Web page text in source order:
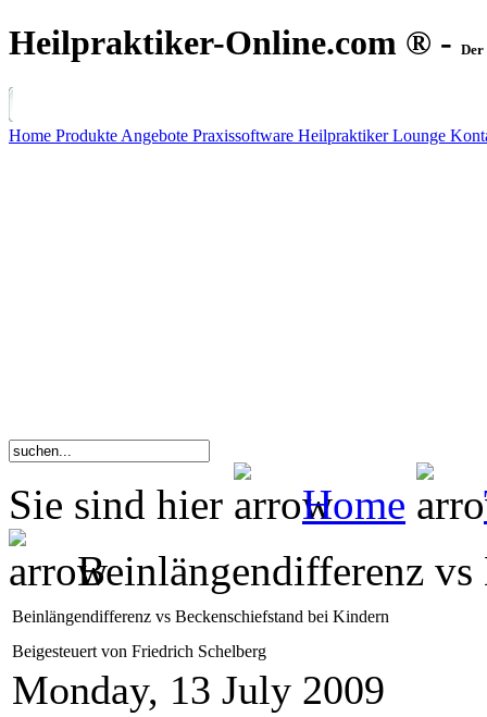
Heilpraktiker-Online.com ® - Der
Home Produkte Angebote Praxissoftware Heilpraktiker Lounge
Sie sind hier Home
Beinlängendifferenz vs
Beinlängendifferenz vs Beckenschiefstand bei Kindern
Beigesteuert von Friedrich Schelberg
Monday, 13 July 2009